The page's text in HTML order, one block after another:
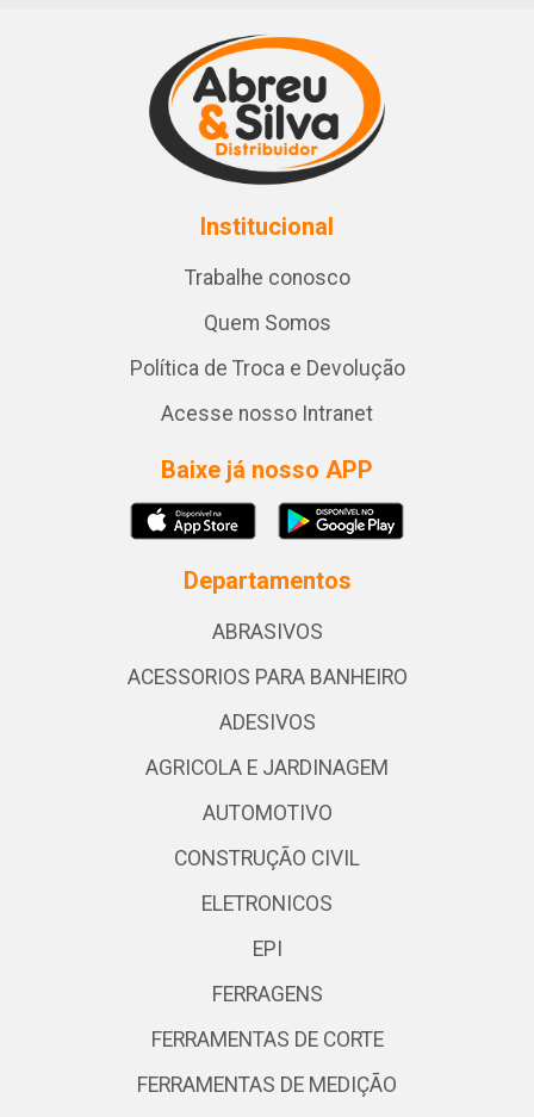
Institucional
Trabalhe conosco
Quem Somos
Política de Troca e Devolução
Acesse nosso Intranet
Baixe já nosso APP
Departamentos
ABRASIVOS
ACESSORIOS PARA BANHEIRO
ADESIVOS
AGRICOLA E JARDINAGEM
AUTOMOTIVO
CONSTRUÇÃO CIVIL
ELETRONICOS
EPI
FERRAGENS
FERRAMENTAS DE CORTE
FERRAMENTAS DE MEDIÇÃO